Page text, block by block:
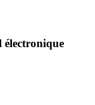
électronique